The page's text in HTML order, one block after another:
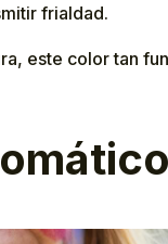
frialdad.
este color tan